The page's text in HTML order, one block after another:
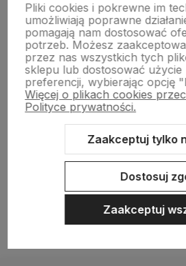
KONTAKT
Sklep internetowy Shoper.pl
Pliki cookies i pokrewne im
umożliwiają poprawne
pomagają nam dostosować
potrzeb. Możesz
przez nas wszystkich tych
sklepu lub dostosować
preferencji, wybierając opcję
Więcej o plikach cookies
Polityce prywatności.
Zaakceptuj tylko
Dostosuj
Zaakceptuj